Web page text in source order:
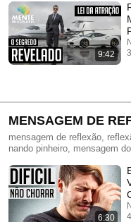
9:42
MENSAGEM DE
mensagem de reflexão,
nando pinheiro, mensagem do dia,
parentes.
6:30